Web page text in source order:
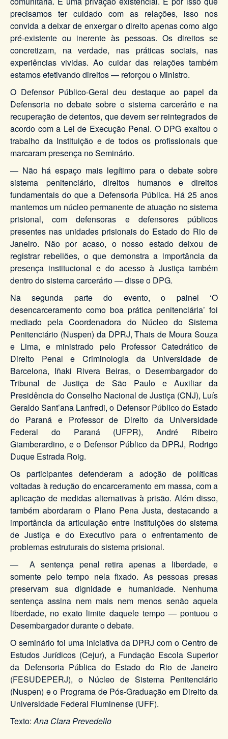
precisamos ter cuidado com as relações, isso nos
convida a deixar de enxergar o direito apenas como algo
pré-existente ou inerente às pessoas. Os direitos se
concretizam, na verdade, nas práticas sociais, nas
experiências vividas. Ao cuidar das relações também
estamos efetivando direitos — reforçou o Ministro.
O Defensor Público-Geral deu destaque ao papel da
Defensoria no debate sobre o sistema carcerário e na
recuperação de detentos, que devem ser reintegrados de
acordo com a Lei de Execução Penal. O DPG exaltou o
trabalho da Instituição e de todos os profissionais que
marcaram presença no Seminário.
— Não há espaço mais legítimo para o debate sobre
sistema penitenciário, direitos humanos e direitos
fundamentais do que a Defensoria Pública. Há 25 anos
mantemos um núcleo permanente de atuação no sistema
prisional, com defensoras e defensores públicos
presentes nas unidades prisionais do Estado do Rio de
Janeiro. Não por acaso, o nosso estado deixou de
registrar rebeliões, o que demonstra a importância da
presença institucional e do acesso à Justiça também
dentro do sistema carcerário — disse o DPG.
Na segunda parte do evento, o painel ‘O
desencarceramento como boa prática penitenciária’ foi
mediado pela Coordenadora do Núcleo do Sistema
Penitenciário (Nuspen) da DPRJ, Thais de Moura Souza
e Lima, e ministrado pelo Professor Catedrático de
Direito Penal e Criminologia da Universidade de
Barcelona, Iñaki Rivera Beiras, o Desembargador do
Tribunal de Justiça de São Paulo e Auxiliar da
Presidência do Conselho Nacional de Justiça (CNJ), Luís
Geraldo Sant’ana Lanfredi, o Defensor Público do Estado
do Paraná e Professor de Direito da Universidade
Federal do Paraná (UFPR), André Ribeiro
Giamberardino, e o Defensor Público da DPRJ, Rodrigo
Duque Estrada Roig.
Os participantes defenderam a adoção de políticas
voltadas à redução do encarceramento em massa, com a
aplicação de medidas alternativas à prisão. Além disso,
também abordaram o Plano Pena Justa, destacando a
importância da articulação entre instituições do sistema
de Justiça e do Executivo para o enfrentamento de
problemas estruturais do sistema prisional.
— A sentença penal retira apenas a liberdade, e
somente pelo tempo nela fixado. As pessoas presas
preservam sua dignidade e humanidade. Nenhuma
sentença assina nem mais nem menos senão aquela
liberdade, no exato limite daquele tempo — pontuou o
Desembargador durante o debate.
O seminário foi uma iniciativa da DPRJ com o Centro de
Estudos Jurídicos (Cejur), a Fundação Escola Superior
da Defensoria Pública do Estado do Rio de Janeiro
(FESUDEPERJ), o Núcleo de Sistema Penitenciário
(Nuspen) e o Programa de Pós-Graduação em Direito da
Universidade Federal Fluminense (UFF).
Texto:Ana Clara Prevedello